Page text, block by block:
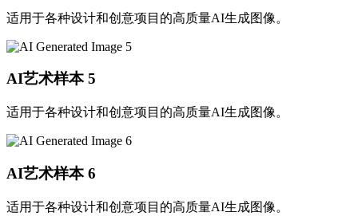
适用于各种设计和创意项目的高质量AI生成图像。
AI艺术样本 5
适用于各种设计和创意项目的高质量AI生成图像。
AI艺术样本 6
适用于各种设计和创意项目的高质量AI生成图像。